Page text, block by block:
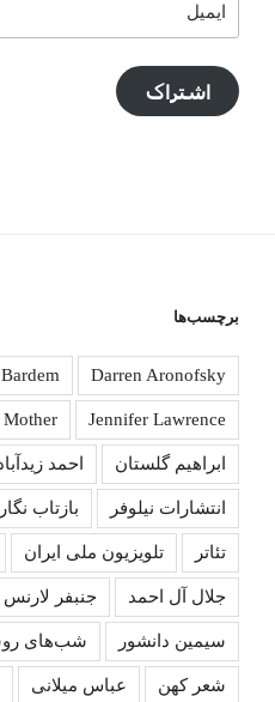
اشتراک
برچسب‌ها
Darren Aronofsky
Jennifer Lawrence
Mother
ابراهیم گلستان احمد
انتشارات نیلوفر بازتاب نگار
تئاتر تلویزیون ملی ایران
جلال آل احمد جنبفر لارنس
سیمین دانشور شب‌های
شعر کهن عباس میلانی